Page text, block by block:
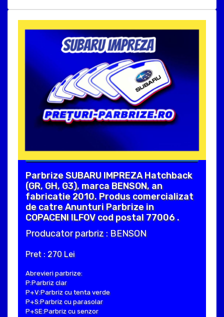
Parbrize SUBARU IMPREZA Hatchback
(GR, GH, G3), marca BENSON, an
fabricatie 2010. Produs comercializat
de catre Anunturi Parbrize in
COPACENI ILFOV cod postal 77006 .
Producator parbriz : BENSON
Pret : 270 Lei
Abrevieri parbrize:
P:Parbriz clar
P+V:Parbriz cu tenta verde
P+S:Parbriz cu parasolar
P+SE:Parbriz cu senzor